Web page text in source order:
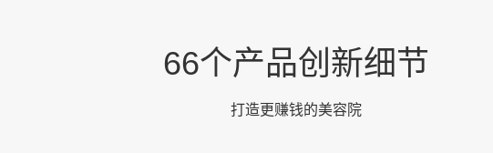
66个产品创新细节
打造更赚钱的美容院